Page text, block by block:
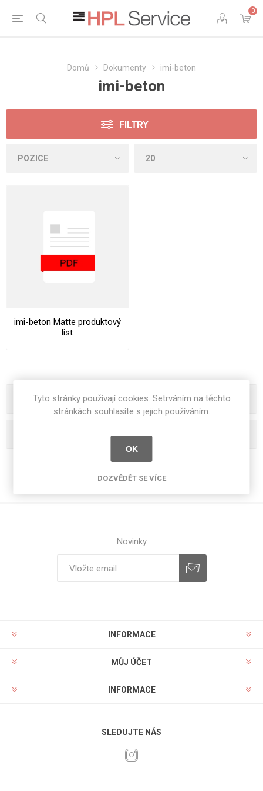
0
Domů Dokumenty imi-beton
imi-beton
FILTRY
imi-beton Matte produktový
list
Kategorie
Novinky
INFORMACE
MŮJ ÚČET
INFORMACE
SLEDUJTE NÁS
Tyto stránky používají cookies. Setrváním na těchto
stránkách souhlasíte s jejich používáním.
OK
DOZVĚDĚT SE VÍCE